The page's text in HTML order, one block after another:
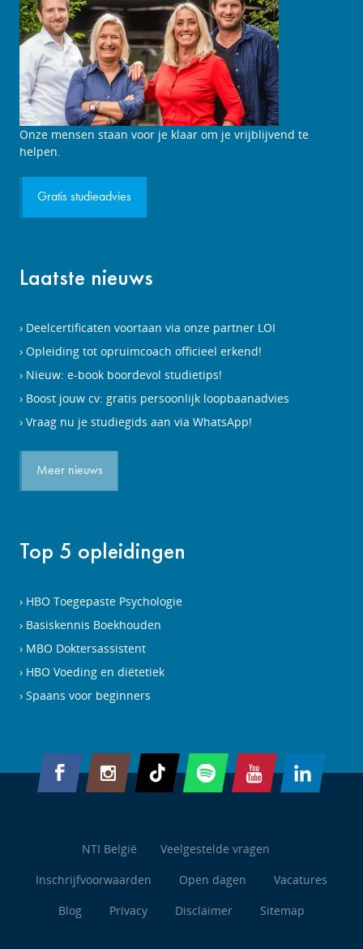
Studieadviesgesprek
aanvragen
Onze mensen staan voor je klaar om je vrijblijvend te
helpen.
Gratis studieadvies
Laatste nieuws
Deelcertificaten voortaan via onze partner LOI
Opleiding tot opruimcoach officieel erkend!
Nieuw: e-book boordevol studietips!
Boost jouw cv: gratis persoonlijk loopbaanadvies
Vraag nu je studiegids aan via WhatsApp!
Meer nieuws
Top 5 opleidingen
HBO Toegepaste Psychologie
Basiskennis Boekhouden
MBO Doktersassistent
HBO Voeding en diëtetiek
Spaans voor beginners
NTI België
Veelgestelde vragen
Inschrijfvoorwaarden
Open dagen
Vacatures
Blog
Privacy Disclaimer Sitemap